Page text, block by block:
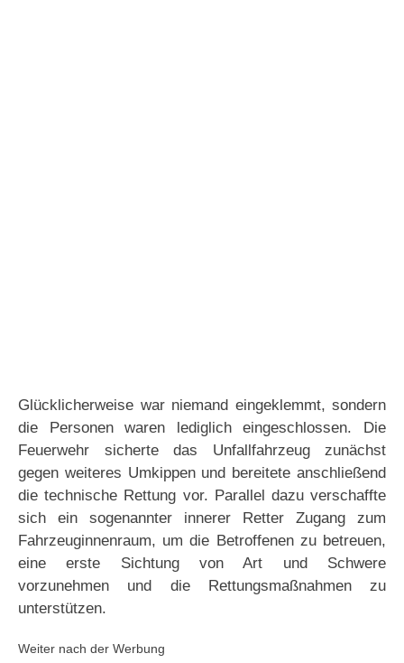
Glücklicherweise war niemand eingeklemmt, sondern
die Personen waren lediglich eingeschlossen. Die
Feuerwehr sicherte das Unfallfahrzeug zunächst
gegen weiteres Umkippen und bereitete anschließend
die technische Rettung vor. Parallel dazu verschaffte
sich ein sogenannter innerer Retter Zugang zum
Fahrzeuginnenraum, um die Betroffenen zu betreuen,
eine erste Sichtung von Art und Schwere
vorzunehmen und die Rettungsmaßnahmen zu
unterstützen.
Weiter nach der Werbung